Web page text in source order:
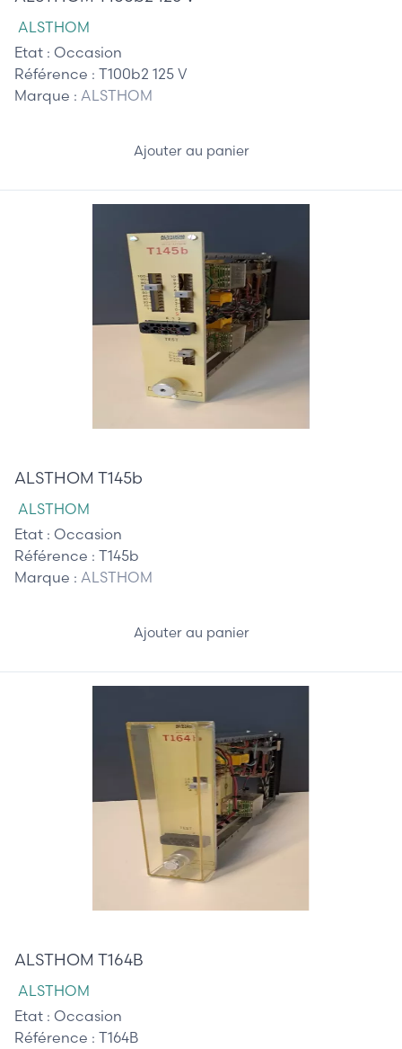
ALSTHOM
Etat : Occasion
Référence : T100b2 125 V
Marque : ALSTHOM
Ajouter au panier
ALSTHOM T145b
ALSTHOM
Etat : Occasion
Référence : T145b
Marque : ALSTHOM
Ajouter au panier
ALSTHOM T164B
ALSTHOM
Etat : Occasion
Référence : T164B